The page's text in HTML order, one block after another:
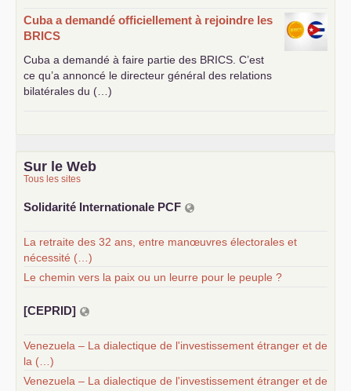
Cuba a demandé officiellement à rejoindre les
BRICS
Cuba a demandé à faire partie des BRICS . C’est
ce qu’a annoncé le directeur général des relations
bilatérales du (…)
Sur le Web
Tous les sites
Solidarité Internationale PCF
La retraite des 32 ans, entre manœuvres électorales et
nécessité (…)
Le chemin vers la paix ou un leurre pour le peuple ?
[CEPRID]
Venezuela – La dialectique de l'investissement étranger et de
la (…)
Venezuela – La dialectique de l'investissement étranger et de